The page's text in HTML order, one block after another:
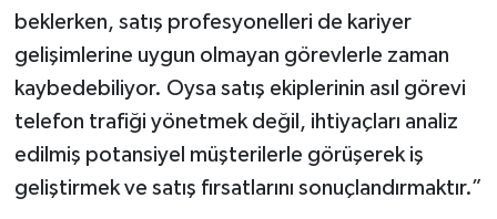
beklerken, satış profesyonelleri de kariyer
gelişimlerine uygun olmayan görevlerle zaman
kaybedebiliyor. Oysa satış ekiplerinin asıl görevi
telefon trafiği yönetmek değil, ihtiyaçları analiz
edilmiş potansiyel müşterilerle görüşerek iş
geliştirmek ve satış fırsatlarını sonuçlandırmaktır.”